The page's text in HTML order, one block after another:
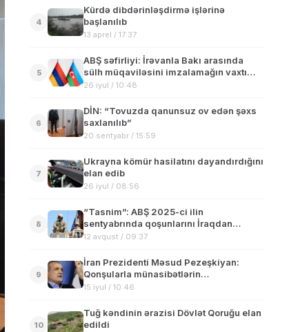
4
Kürdə dibdərinləşdirmə işlərinə
başlanılıb
13 aprel / 17:37
5
ABŞ səfirliyi: İrəvanla Bakı arasında
sülh müqaviləsini imzalamağın vaxtı
çatıb
26 iyul / 10:48
6
DİN: “Tovuzda qanunsuz ov edən şəxs
saxlanılıb”
20 sentyabr / 15:59
7
Ukrayna kömür hasilatını dayandırdığını
elan edib
26 iyul / 08:56
8
“Tasnim”: ABŞ 2025-ci ilin
sentyabrında qoşunlarını İraqdan
çıxarmağa başlayacaq
12 avqust / 09:37
9
İran Prezidenti Məsud Pezeşkiyan:
Qonşularla münasibətlərin
möhkəmləndirilməsinə üstünlük verirəm
15 iyul / 10:46
10
Tuğ kəndinin ərazisi Dövlət Qoruğu elan
edildi